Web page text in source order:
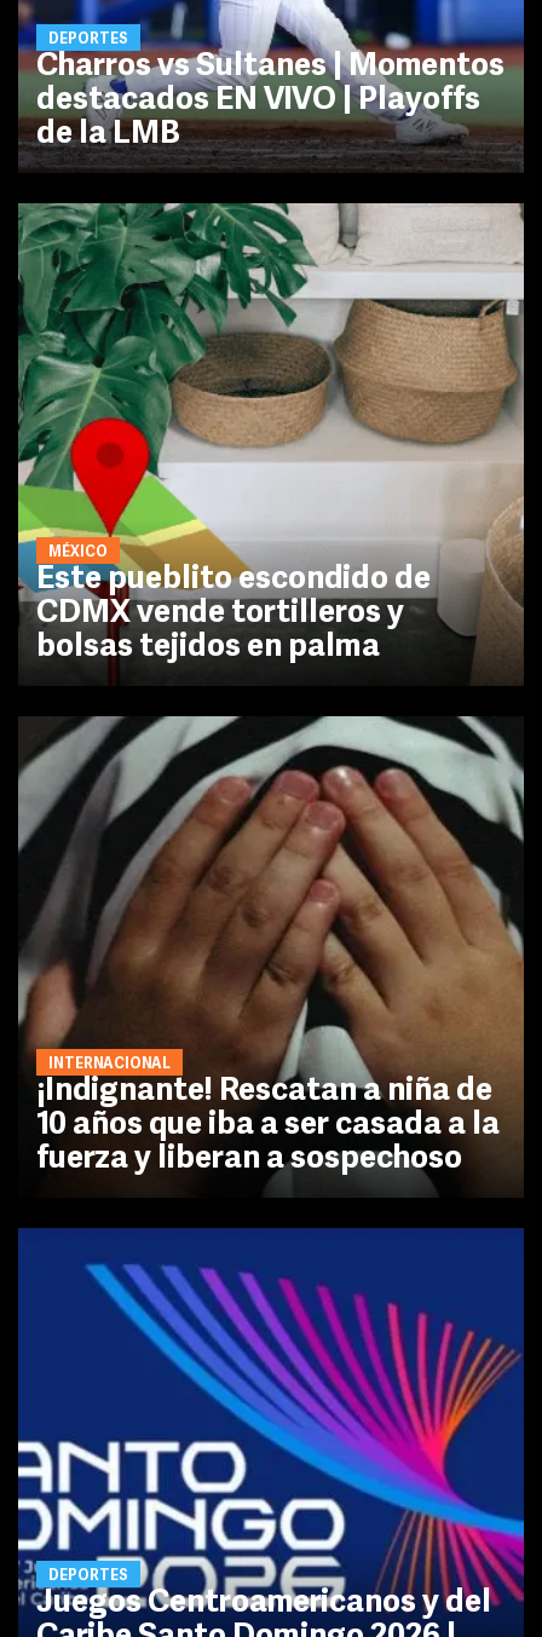
DEPORTES
Charros vs Sultanes | Momentos
destacados EN VIVO | Playoffs
de la LMB
MÉXICO
Este pueblito escondido de
CDMX vende tortilleros y
bolsas tejidos en palma
INTERNACIONAL
¡Indignante! Rescatan a niña de
10 años que iba a ser casada a la
fuerza y liberan a sospechoso
DEPORTES
Juegos Centroamericanos y del